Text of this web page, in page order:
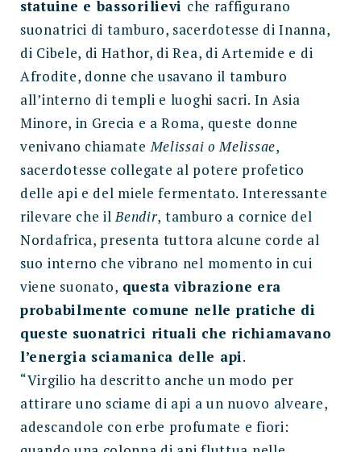
statuine e bassorilievi che raffigurano
suonatrici di tamburo, sacerdotesse di Inanna,
di Cibele, di Hathor, di Rea, di Artemide e di
Afrodite, donne che usavano il tamburo
all’interno di templi e luoghi sacri. In Asia
Minore, in Grecia e a Roma, queste donne
venivano chiamateMelissai o Melissae,
sacerdotesse collegate al potere profetico
delle api e del miele fermentato. Interessante
rilevare che ilBendir, tamburo a cornice del
Nordafrica, presenta tuttora alcune corde al
suo interno che vibrano nel momento in cui
viene suonato, questa vibrazione era
probabilmente comune nelle pratiche di
queste suonatrici rituali che richiamavano
l’energia sciamanica delle api.
“Virgilio ha descritto anche un modo per
attirare uno sciame di api a un nuovo alveare,
adescandole con erbe profumate e fiori: